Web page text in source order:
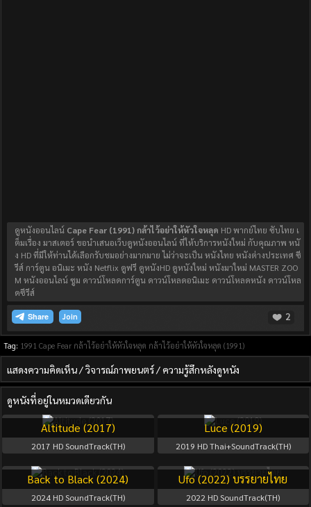
ดูหนังออนไลน์ Cape Fear (1991) กล้าไว้อย่าให้หัวใจหลุด HD พากย์ไทย ซับไทย เ
ต็มเรื่อง มาสเตอร์ ขอนำเสนอเว็บดูหนังออนไลน์ ที่ให้บริการหนังใหม่ กับคุณภาพ หนั
ง HD ที่มีให้ท่านได้เลือกรับชมอย่างมากมาย ไม่ว่าจะเป็น หนังไทย หนังต่างประเทศ ซี
รีส์ การ์ตูน อนิเมะ หนัง Netflix ดูฟรี ดูหนังHD ดูหนังใหม่ หนังมาใหม่ MASTER ZOO
M หนังออนไลน์ ซูม ดาวน์โหลดการ์ตูน ดาวน์โหลดอนิเมะ ดาวน์โหลดหนัง ดาวน์โหล
ดซีรีส์
Join 2
Tag: 1991 Cape Fear กล้าไว้อย่าให้หัวใจหลุด กล้าไว้อย่าให้หัวใจหลุด (1991)
แสดงความคิดเห็น / วิจารณ์ภาพยนตร์ / ความรู้สึกหลังดูหนัง
ดูหนังที่อยู่ในหมวดเดียวกัน
Altitude (2017)
2017 HD SoundTrack(TH)
Luce (2019)
2019 HD Thai+SoundTrack(TH)
Back to Black (2024)
2024HD SoundTrack(TH)
Ufo (2022) บรรยายไทย
2022 HD SoundTrack(TH)